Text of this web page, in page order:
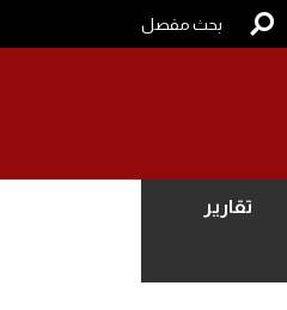
بحث مفصل
تقارير